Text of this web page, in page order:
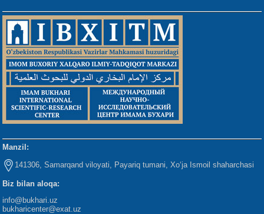
Manzil:
141306, Samarqand viloyati, Payariq tumani, Xo‘ja Ismoil shaharchasi
Biz bilan aloqa:
info@bukhari.uz
bukharicenter@exat.uz